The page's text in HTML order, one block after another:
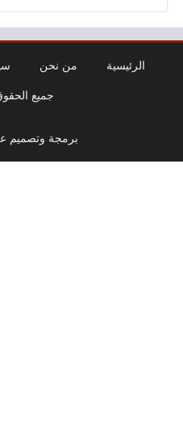
الرئيسية من نحن
جميع
برمجة